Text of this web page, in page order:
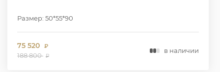
Размер: 50*55*90
75 520 ₽
188 800 ₽
в наличии